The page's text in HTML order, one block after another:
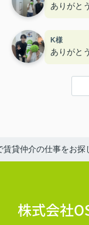
ありがと
K様
ありがと
賃貸仲介の仕事をお探
株式会社